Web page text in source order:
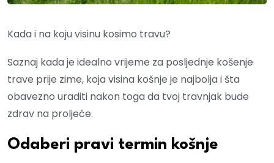
Kada i na koju visinu kosimo travu?
Saznaj kada je idealno vrijeme za posljednje košenje
trave prije zime, koja visina košnje je najbolja i šta
obavezno uraditi nakon toga da tvoj travnjak bude
zdrav na proljeće.
Odaberi pravi termin košnje